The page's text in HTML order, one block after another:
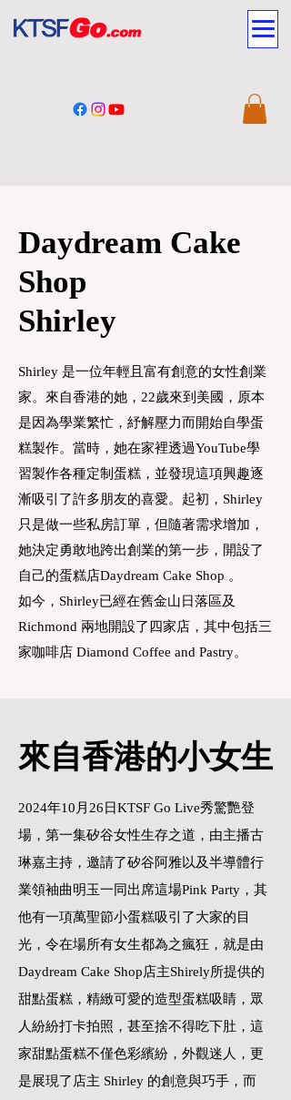
Daydream Cake
Shop
Shirley
Shirley 是一位年輕且富有創意的女性創業
家。來自香港的她，22歲來到美國，原本
是因為學業繁忙，紓解壓力而開始自學蛋
糕製作。當時，她在家裡透過YouTube學
習製作各種定制蛋糕，並發現這項興趣逐
漸吸引了許多朋友的喜愛。起初，Shirley
只是做一些私房訂單，但隨著需求增加，
她決定勇敢地跨出創業的第一步，開設了
自己的蛋糕店Daydream Cake Shop 。
如今，Shirley已經在舊金山日落區及
Richmond 兩地開設了四家店，其中包括三
家咖啡店 Diamond Coffee and Pastry。
來自香港的小女生
2024年10月26日KTSF Go Live秀驚艷登
場，第一集矽谷女性生存之道，由主播古
琳嘉主持，邀請了矽谷阿雅以及半導體行
業領袖曲明玉一同出席這場Pink Party，其
他有一項萬聖節小蛋糕吸引了大家的目
光，令在場所有女生都為之瘋狂，就是由
Daydream Cake Shop店主Shirely所提供的
甜點蛋糕，精緻可愛的造型蛋糕吸睛，眾
人紛紛打卡拍照，甚至捨不得吃下肚，這
家甜點蛋糕不僅色彩繽紛，外觀迷人，更
是展現了店主 Shirley 的創意與巧手，而